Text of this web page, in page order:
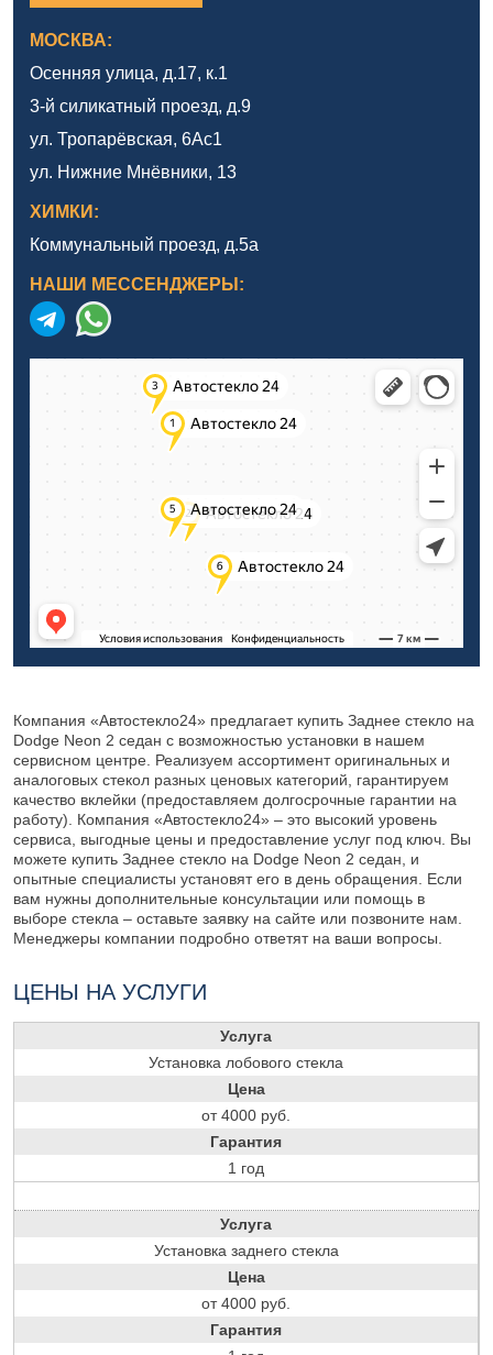
МОСКВА:
Осенняя улица, д.17, к.1
3-й силикатный проезд, д.9
ул. Тропарёвская, 6Ас1
ул. Нижние Мнёвники, 13
ХИМКИ:
Коммунальный проезд, д.5а
НАШИ МЕССЕНДЖЕРЫ:
Компания «Автостекло24» предлагает купить Заднее стекло на
Dodge Neon 2 седан с возможностью установки в нашем
сервисном центре. Реализуем ассортимент оригинальных и
аналоговых стекол разных ценовых категорий, гарантируем
качество вклейки (предоставляем долгосрочные гарантии на
работу). Компания «Автостекло24» – это высокий уровень
сервиса, выгодные цены и предоставление услуг под ключ. Вы
можете купить Заднее стекло на Dodge Neon 2 седан, и
опытные специалисты установят его в день обращения. Если
вам нужны дополнительные консультации или помощь в
выборе стекла – оставьте заявку на сайте или позвоните нам.
Менеджеры компании подробно ответят на ваши вопросы.
ЦЕНЫ НА УСЛУГИ
Услуга
Установка лобового стекла
Цена
от 4000 руб.
Гарантия
1 год
Услуга
Установка заднего стекла
Цена
от 4000 руб.
Гарантия